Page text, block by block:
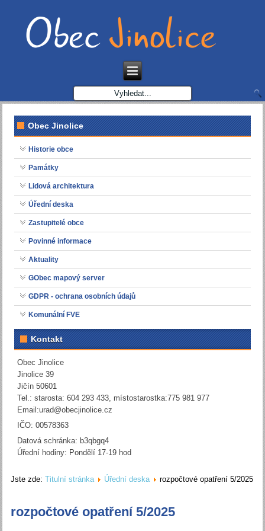
Obec Jinolice
Historie obce
Památky
Lidová architektura
Úřední deska
Zastupitelé obce
Povinné informace
Aktuality
GObec mapový server
GDPR - ochrana osobních údajů
Komunální FVE
Kontakt
Obec Jinolice
Jinolice 39
Jičín 50601
Tel.: starosta: 604 293 433, místostarostka:775 981 977
Email:urad@obecjinolice.cz
IČO: 00578363
Datová schránka: b3qbgq4
Úřední hodiny: Pondělí 17-19 hod
Jste zde:Titulní stránka Úřední deska rozpočtové opatření 5/2025
rozpočtové opatření 5/2025